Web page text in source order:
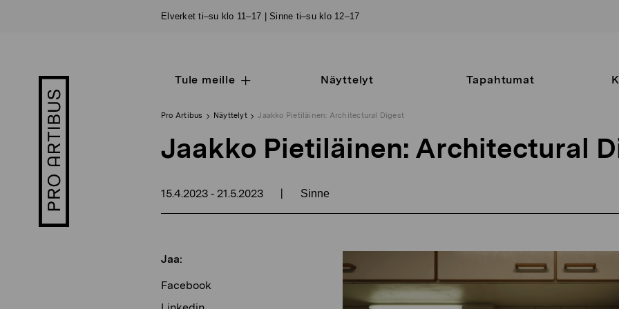
Elverket ti–su klo 11–17 | Sinne ti–su klo 12–17
Pro
Artibus
logo
Tule meille Open
Näyttelyt Tapahtumat
Pro Artibus Näyttelyt Jaakko Pietiläinen: Architectural Digest
Jaakko Pietiläinen: Architectural
15.4.2023 - 21.5.2023 Sinne
Jaa:
Facebook